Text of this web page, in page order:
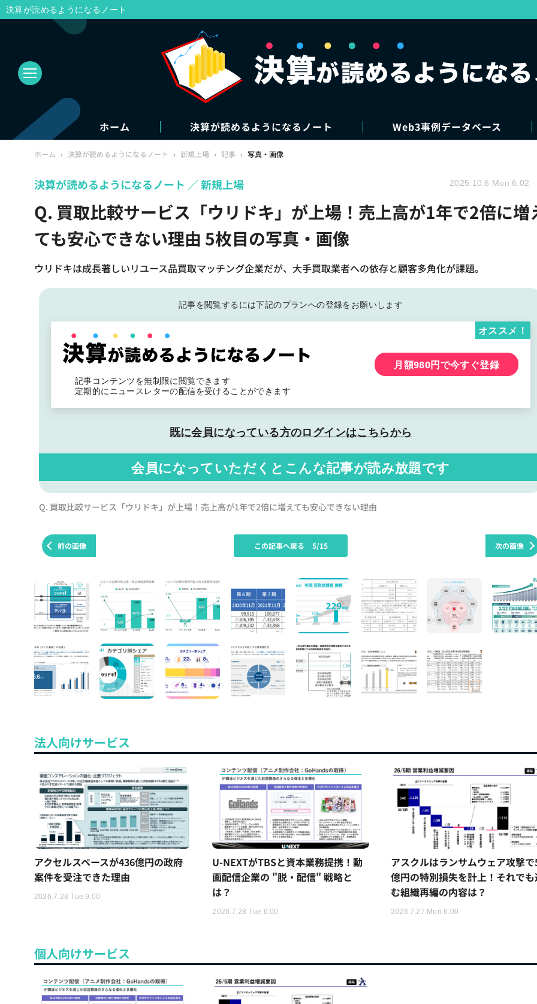
ホーム 決算が読めるようになるノート Web3事例データベース
ホーム › 決算が読めるようになるノート › 新規上場 › 記事 › 写真・画像
Q. 買取比較サービス「ウリドキ」が上場！売上高が1年で2倍に増
ても安心できない理由 5枚目の写真・画像
ウリドキは成長著しいリユース品買取マッチング企業だが、大手買取業者への依存と顧客多角化が課題。
決算が読めるようになるノート 新規上場 2025.10.6 Mon 6:02
記事を閲覧するには下記のプランへの登録をお願いします
記事コンテンツを無制限に閲覧できます
定期的にニュースレターの配信を受けることができます
オススメ！
月額980円で今すぐ登録
既に会員になっている方のログインはこちらから
会員になっていただくと こんな記事が読み放題です
Q. 買取比較サービス「ウリドキ」が上場！売上高が1年で2倍に増えても安心できない理由
前の画像 次の画像
この記事へ戻る 5/15
法人向けサービス
アクセルスペースが436億円の政府
案件を受注できた理由
2026.7.28 Tue 9:00
U-NEXTがTBSと資本業務提携！動
画配信企業の "脱・配信" 戦略と
は？
2026.7.28 Tue 6:00
アスクルはランサムウェア攻撃
億円の特別損失を計上！それでも
む組織再編の内容は？
2026.7.27 Mon 6:00
個人向けサービス
決算が読めるようになるノート